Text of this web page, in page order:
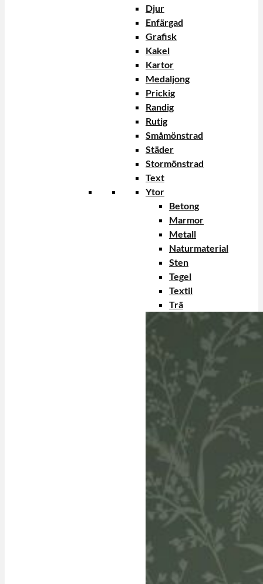
Djur
Enfärgad
Grafisk
Kakel
Kartor
Medaljong
Prickig
Randig
Rutig
Småmönstrad
Städer
Stormönstrad
Text
Ytor
Betong
Marmor
Metall
Naturmaterial
Sten
Tegel
Textil
Trä